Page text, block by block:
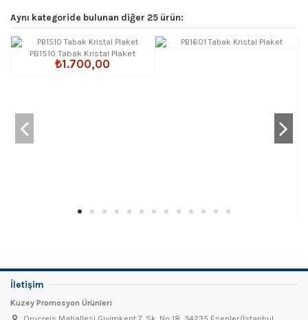
Aynı kategoride bulunan diğer 25 ürün:
PB1510 Tabak Kristal Plaket
₺1.700,00
İletişim
Kuzey Promosyon Ürünleri